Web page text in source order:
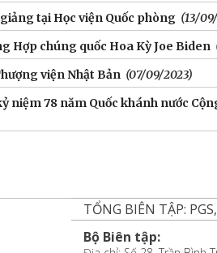
tại Học viện Quốc phòng (13/
Hợp chúng quốc Hoa Kỳ Joe Biden
viện Nhật Bản (07/09/2023)
niệm 78 năm Quốc khánh nước
TỔNG BIÊN TẬP:
Bộ Biên tập: